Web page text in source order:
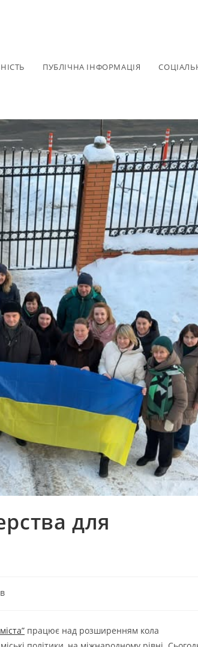
ПУБЛІЧНА ІНФОРМАЦІЯ
для
працює над розширенням кола